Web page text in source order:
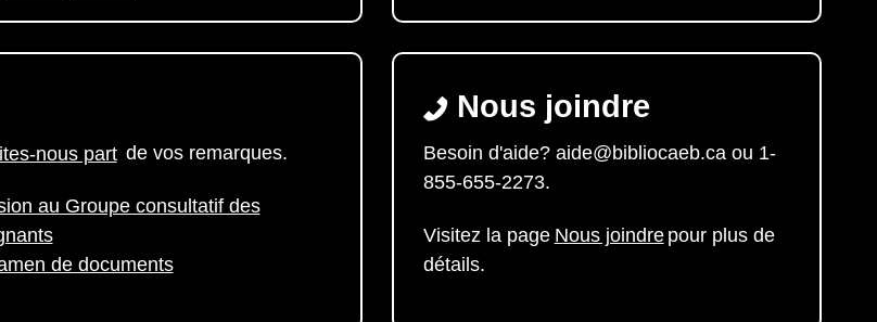
nous part de vos remarques.
au Groupe consultatif des
de documents
Nous joindre
Besoin d'aide? aide@bibliocaeb.ca ou 1-
855-655-2273.
Visitez la page Nous joindre pour plus de
détails.